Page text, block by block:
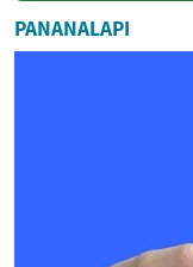
publiko
PANANALAPI